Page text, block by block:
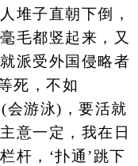
堆子直朝下倒，
毛都竖起来，又
派受外国侵略者
死，不如
会游泳)，要活就
意一定，我在日
杆，‘扑通’跳下